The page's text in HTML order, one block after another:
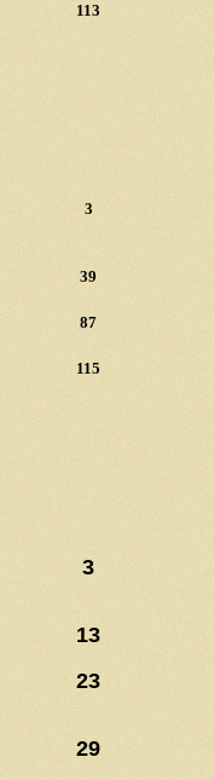
113
3
39
87
115
3
13
23
29